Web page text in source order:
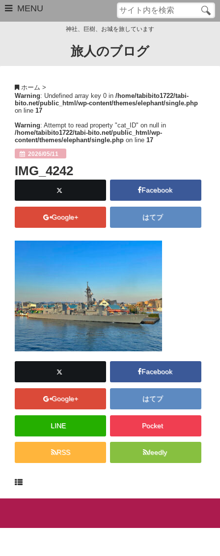
MENU
サイトマップ
Close
神社、巨樹、お城を旅しています
旅人のブログ
ホーム >
Warning: Undefined array key 0 in /home/tabibito1722/tabi-
bito.net/public_html/wp-content/themes/elephant/single.php
on line 17
Warning: Attempt to read property "cat_ID" on null in
/home/tabibito1722/tabi-bito.net/public_html/wp-
content/themes/elephant/single.php on line 17
2026/05/11
IMG_4242
Facebook
Google+ はてブ
Facebook
Google+ はてブ
LINE Pocket
RSS feedly